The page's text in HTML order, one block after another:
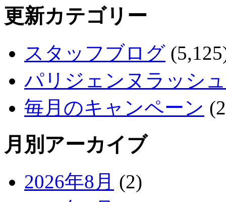
更新カテゴリー
スタッフブログ
パリジェンヌラッシ
毎月のキャンペーン
月別アーカイブ
2026年8月 (2)